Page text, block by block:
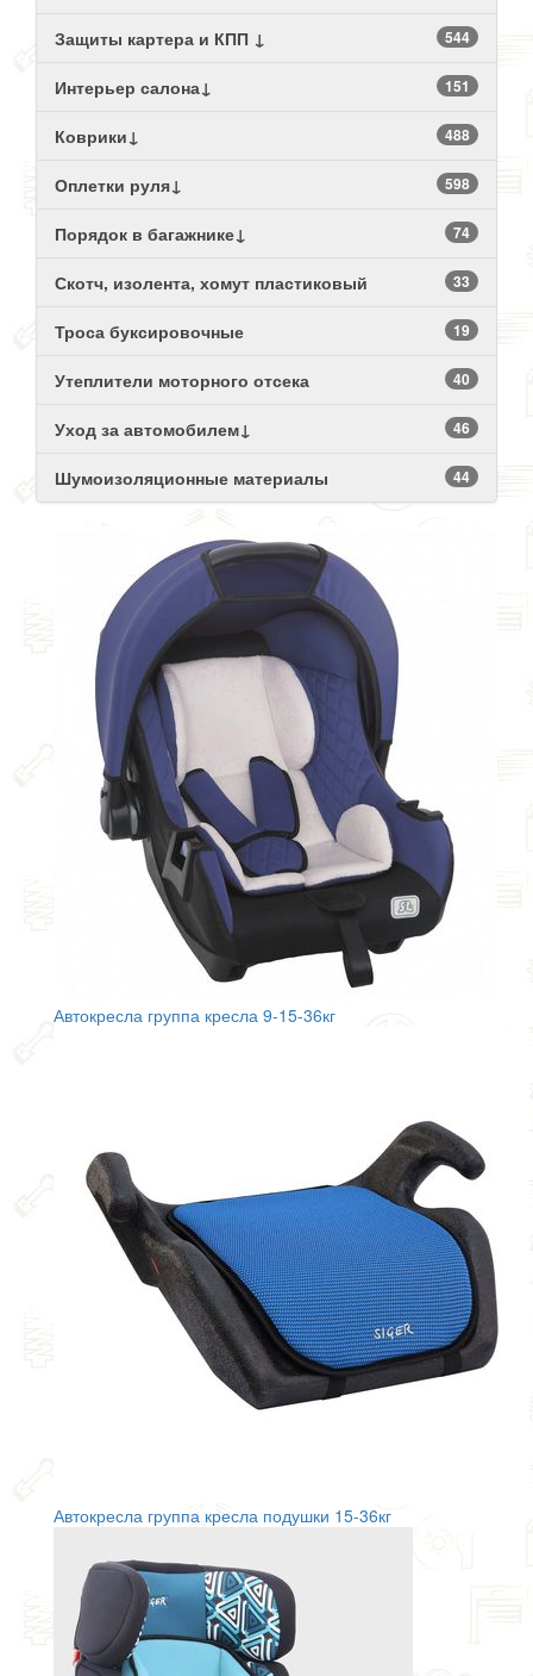
Защиты картера и КПП ↓ 544
Интерьер салона↓ 151
Коврики↓ 488
Оплетки руля↓ 598
Порядок в багажнике↓ 74
Скотч, изолента, хомут пластиковый 33
Троса буксировочные 19
Утеплители моторного отсека 40
Уход за автомобилем↓ 46
Шумоизоляционные материалы 44
Автокресла группа кресла 9-15-36кг
Автокресла группа кресла подушки 15-36кг